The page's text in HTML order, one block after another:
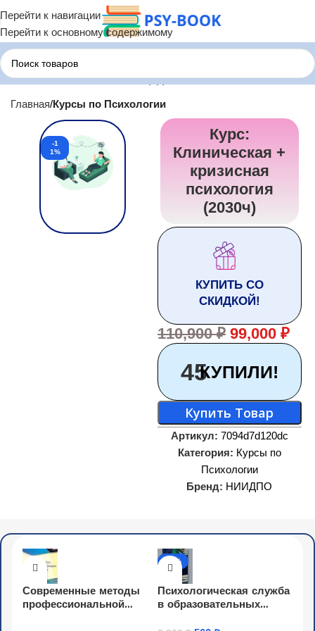
Перейти к навигации
Перейти к основному содержимому
Главная Курсы по Психологии
-1
1%
Курс:
Клиническая +
кризисная
психология
(2030ч)
КУПИТЬ СО
СКИДКОЙ!
110,900₽ 99,000 ₽
45КУПИЛИ!
Купить Товар
Артикул: 7094d7d120dc
Категория: Курсы по
Психологии
Бренд: НИИДПО
Современные методы
профессиональной
-80%
Психологическая служба
в образовательных